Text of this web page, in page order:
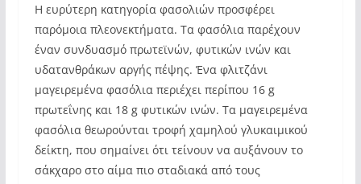
Η ευρύτερη κατηγορία φασολιών προσφέρει
παρόμοια πλεονεκτήματα. Τα φασόλια παρέχουν
έναν συνδυασμό πρωτεϊνών, φυτικών ινών και
υδατανθράκων αργής πέψης. Ένα φλιτζάνι
μαγειρεμένα φασόλια περιέχει περίπου 16 g
πρωτεΐνης και 18 g φυτικών ινών. Τα μαγειρεμένα
φασόλια θεωρούνται τροφή χαμηλού γλυκαιμικού
δείκτη, που σημαίνει ότι τείνουν να αυξάνουν το
σάκχαρο στο αίμα πιο σταδιακά από τους